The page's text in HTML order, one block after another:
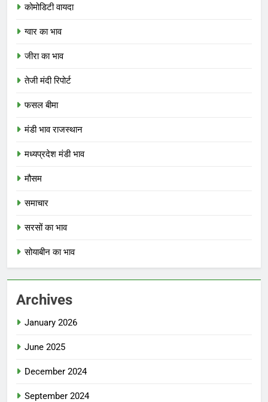
कोमोडिटी वायदा
ग्वार का भाव
जीरा का भाव
तेजी मंदी रिपोर्ट
फसल बीमा
मंडी भाव राजस्थान
मध्यप्रदेश मंडी भाव
मौसम
समाचार
सरसों का भाव
सोयाबीन का भाव
Archives
January 2026
June 2025
December 2024
September 2024